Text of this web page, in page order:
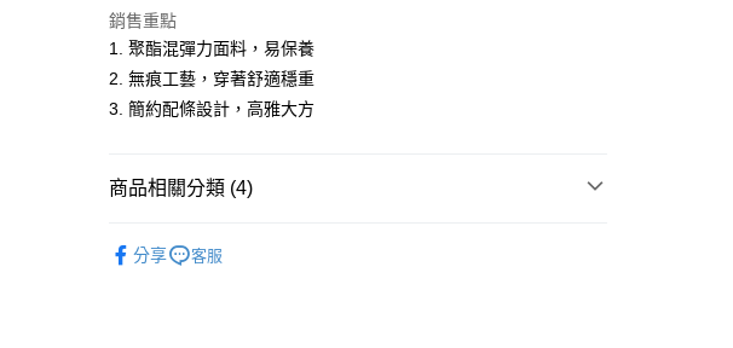
ATM付款
運送方式
每筆NT$60，滿NT$1,200(含以上)免運費
每筆NT$60，滿NT$1,200(含以上)免運費
銷售重點
1. 聚酯混彈力面料，易保養
2. 無痕工藝，穿著舒適穩重
3. 簡約配條設計，高雅大方
商品相關分類 (4)
分享 客服